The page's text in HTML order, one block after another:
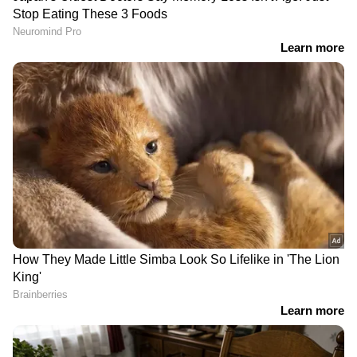
പശ്ചിമേഷ്യയിലെ
യുഎസിന്‍റെ ഏറ്റവും
വലിയ സൈനിക കേന്ദ്രം
ഇറാൻ തകർത്തു; ഒടുവിൽ
സമ്മതിച്ച് യുഎസ്
ക്ലിയറൻസ് ഇല്ലാതെ
വിമാനത്തിൽ കയറി,